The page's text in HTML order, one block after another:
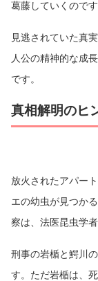
葛藤していくのです
見逃されていた真
人公の精神的な成
です。
真相解明のヒ
放火されたアパー
エの幼虫が見つか
察は、法医昆虫学
刑事の岩楯と鰐川
す。ただ岩楯は、